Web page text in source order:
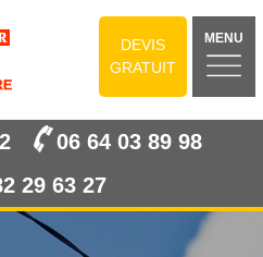
DEVIS
GRATUIT
MENU
06 64 03 89 98
29 63 27